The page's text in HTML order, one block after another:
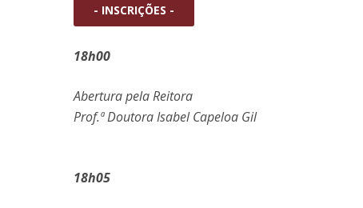
- INSCRIÇÕES -
18h00
Abertura pela Reitora
Prof.ª Doutora Isabel Capeloa Gil
18h05